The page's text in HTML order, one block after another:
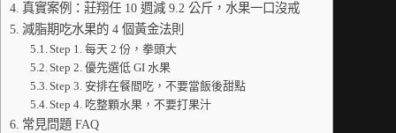
真實案例：莊翔任 10 週減 9.2 公斤，水果一口沒戒
減脂期吃水果的 4 個黃金法則
Step 1. 每天 2 份，拳頭大
Step 2. 優先選低 GI 水果
Step 3. 安排在餐間吃，不要當飯後甜點
Step 4. 吃整顆水果，不要打果汁
常見問題 FAQ